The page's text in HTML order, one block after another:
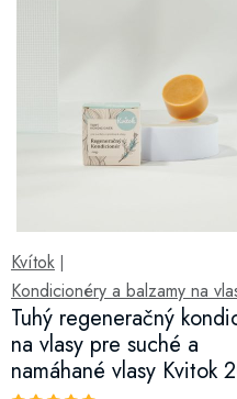
Kvítok|
Kondicionéry a balzamy na
Tuhý regeneračný
na vlasy pre suché a
namáhané vlasy Kvitok